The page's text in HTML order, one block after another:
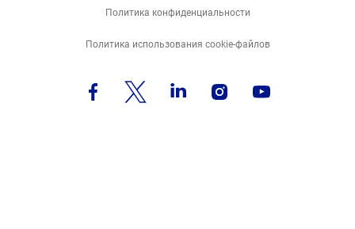
Политика конфиденциальности
Политика использования cookie-файлов